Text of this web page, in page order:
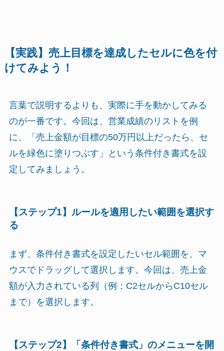
【実践】売上目標を達成したセルに色を付
けてみよう！
言葉で説明するよりも、実際に手を動かしてみる
のが一番です。今回は、営業成績のリストを例
に、「売上金額が目標の50万円以上だったら、セ
ルを緑色に塗りつぶす」という条件付き書式を設
定してみましょう。
【ステップ1】ルールを適用したい範囲を選択す
る
まず、条件付き書式を設定したいセル範囲を、マ
ウスでドラッグして選択します。今回は、売上金
額が入力されている列（例：C2セルからC10セル
まで）を選択します。
【ステップ2】「条件付き書式」のメニューを開